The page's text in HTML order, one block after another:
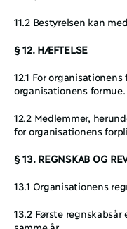
11.2 Bestyrelsen kan
§ 12. HÆFTELSE
12.1 For
organisationens formue.
12.2 Medlemmer,
for organisationens
§ 13. REGNSKAB OG
13.1 Organisationens
13.2 Første
samme år.